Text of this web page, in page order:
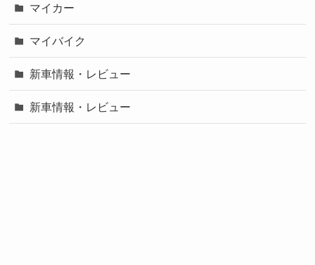
マイカー
マイバイク
新車情報・レビュー
新車情報・レビュー